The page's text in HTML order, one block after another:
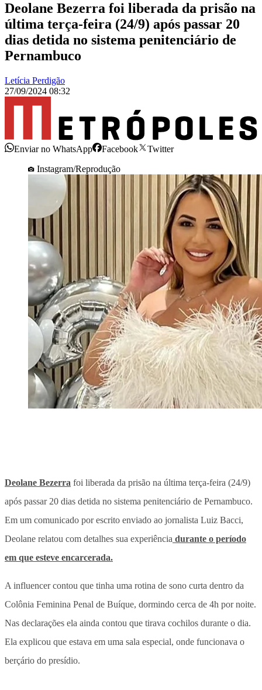
Deolane Bezerra foi liberada da prisão na
última terça-feira (24/9) após passar 20
dias detida no sistema penitenciário de
Pernambuco
Letícia Perdigão
27/09/2024 08:32
Enviar no WhatsApp Facebook
Twitter
Instagram/Reprodução
Deolane Bezerra foi liberada da prisão na última terça-feira (24/9)
após passar 20 dias detida no sistema penitenciário de Pernambuco.
Em um comunicado por escrito enviado ao jornalista Luiz Bacci,
Deolane relatou com detalhes sua experiência durante o período
em que esteve encarcerada.
A influencer contou que tinha uma rotina de sono curta dentro da
Colônia Feminina Penal de Buíque, dormindo cerca de 4h por noite.
Nas declarações ela ainda contou que tirava cochilos durante o dia.
Ela explicou que estava em uma sala especial, onde funcionava o
berçário do presídio.